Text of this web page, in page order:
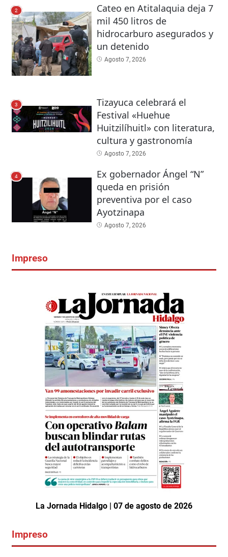
2
Cateo en Atitalaquia deja 7
mil 450 litros de
hidrocarburo asegurados y
un detenido
Agosto 7, 2026
3
Tizayuca celebrará el
Festival «Huehue
Huitzilíhuitl» con literatura,
cultura y gastronomía
Agosto 7, 2026
4
Ex gobernador Ángel “N”
queda en prisión
preventiva por el caso
Ayotzinapa
Agosto 7, 2026
Impreso
La Jornada Hidalgo | 07 de agosto de 2026
Impreso